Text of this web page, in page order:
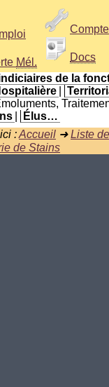
Mél.
Compte
Docs
de la
Élus…
:Accueil ➜Liste
de Stains